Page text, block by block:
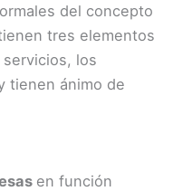
del concepto
tres elementos
los
tienen ánimo de
en función